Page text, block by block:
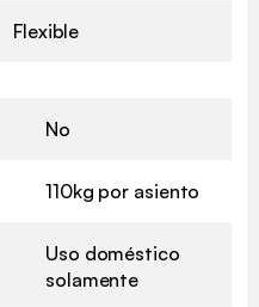
Flexible
No
110kg por asiento
Uso doméstico
solamente